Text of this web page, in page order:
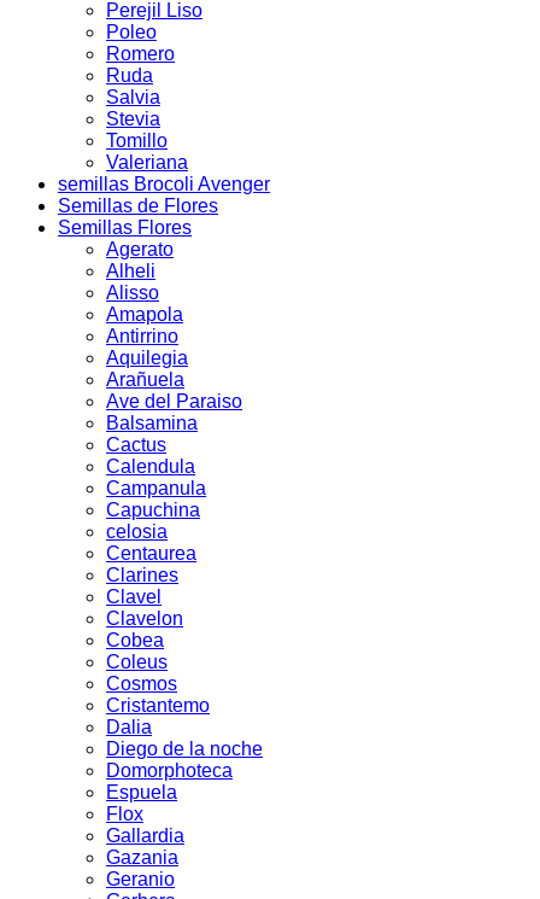
Perejil Liso
Poleo
Romero
Ruda
Salvia
Stevia
Tomillo
Valeriana
semillas Brocoli Avenger
Semillas de Flores
Semillas Flores
Agerato
Alheli
Alisso
Amapola
Antirrino
Aquilegia
Arañuela
Ave del Paraiso
Balsamina
Cactus
Calendula
Campanula
Capuchina
celosia
Centaurea
Clarines
Clavel
Clavelon
Cobea
Coleus
Cosmos
Cristantemo
Dalia
Diego de la noche
Domorphoteca
Espuela
Flox
Gallardia
Gazania
Geranio